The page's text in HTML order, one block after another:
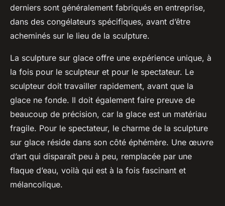
derniers sont généralement fabriqués en entreprise,
dans des congélateurs spécifiques, avant d’être
acheminés sur le lieu de la sculpture.
La sculpture sur glace offre une expérience unique, à
la fois pour le sculpteur et pour le spectateur. Le
sculpteur doit travailler rapidement, avant que la
glace ne fonde. Il doit également faire preuve de
beaucoup de précision, car la glace est un matériau
fragile. Pour le spectateur, le charme de la sculpture
sur glace réside dans son côté éphémère. Une œuvre
d’art qui disparaît peu à peu, remplacée par une
flaque d’eau, voilà qui est à la fois fascinant et
mélancolique.